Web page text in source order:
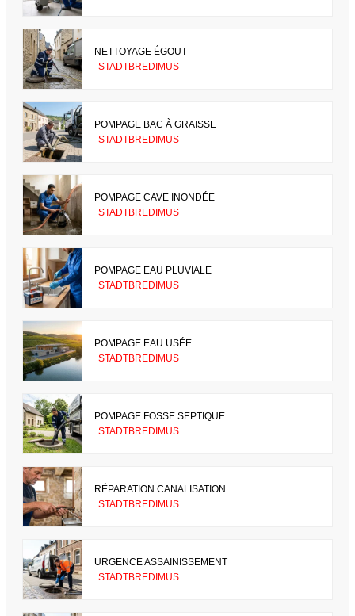
NETTOYAGE ÉGOUT
STADTBREDIMUS
POMPAGE BAC À GRAISSE
STADTBREDIMUS
POMPAGE CAVE INONDÉE
STADTBREDIMUS
POMPAGE EAU PLUVIALE
STADTBREDIMUS
POMPAGE EAU USÉE
STADTBREDIMUS
POMPAGE FOSSE SEPTIQUE
STADTBREDIMUS
RÉPARATION CANALISATION
STADTBREDIMUS
URGENCE ASSAINISSEMENT
STADTBREDIMUS